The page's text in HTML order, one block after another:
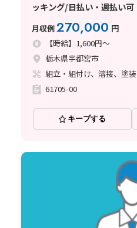
ッキング/日払い・週払い可
月収例270,000 円
【時給】1,600円～
栃木県宇都宮市
組立・組付け、溶接、塗装
61705-00
キープする